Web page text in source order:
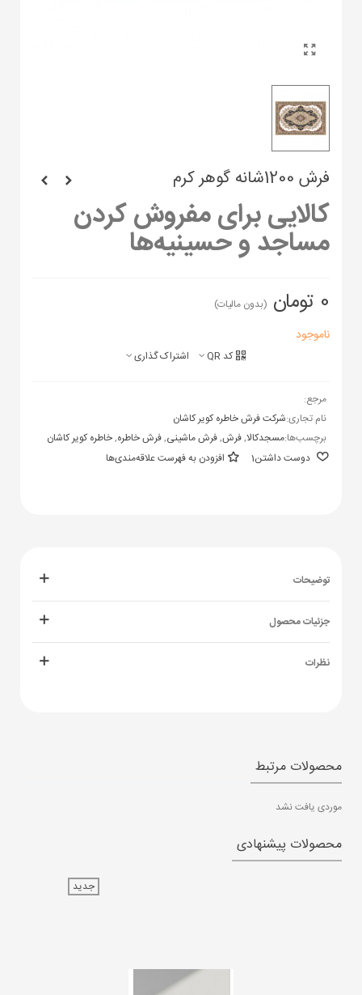
فرش 1200شانه گوهر کرم
کالایی برای مفروش کردن
مساجد و حسینیه‌ها
0 تومان (بدون مالیات)
ناموجود
کد QR اشتراک گذاری
مرجع:
نام تجاری:شرکت فرش خاطره کویر کاشان
برچسب‌ها:مسجدکالا,فرش,فرش ماشینی,فرش خاطره,خاطره کویر کاشان
دوست داشتن1 افزودن به فهرست علاقه‌مندی‌ها
توضیحات
جزئیات محصول
نظرات
محصولات مرتبط
موردی یافت نشد
محصولات پیشنهادی
جدید